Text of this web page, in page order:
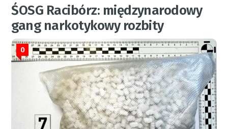
ŚOSG Racibórz: międzynarodowy
gang narkotykowy rozbity
0